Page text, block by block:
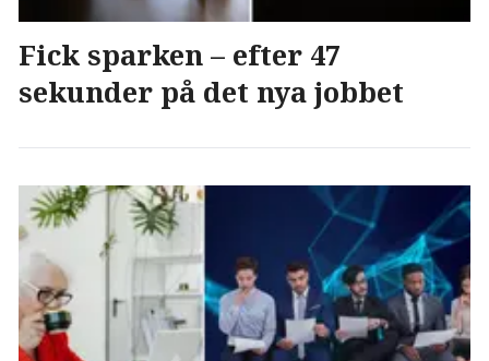
Fick sparken – efter 47
sekunder på det nya jobbet